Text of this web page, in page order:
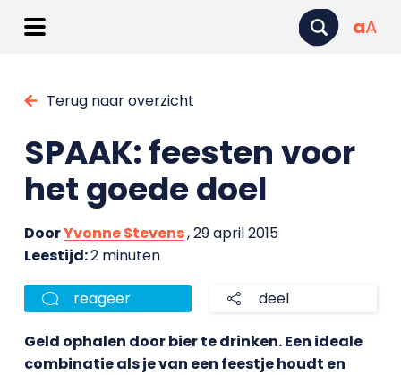
aA
Terug naar overzicht
SPAAK: feesten voor
het goede doel
DoorYvonne Stevens, 29 april 2015
Leestijd:2 minuten
reageer deel
Geld ophalen door bier te drinken. Een ideale
combinatie als je van een feestje houdt en